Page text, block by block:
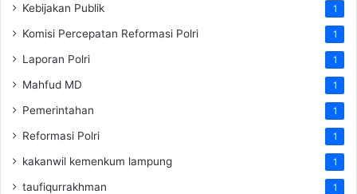
Kebijakan Publik 1
Komisi Percepatan Reformasi Polri 1
Laporan Polri 1
Mahfud MD 1
Pemerintahan 1
Reformasi Polri 1
kakanwil kemenkum lampung 1
taufiqurrakhman 1